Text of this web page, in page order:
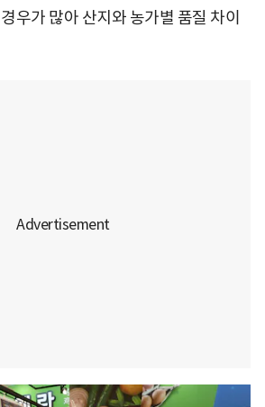
우가 많아 산지와 농가별 품질 차이